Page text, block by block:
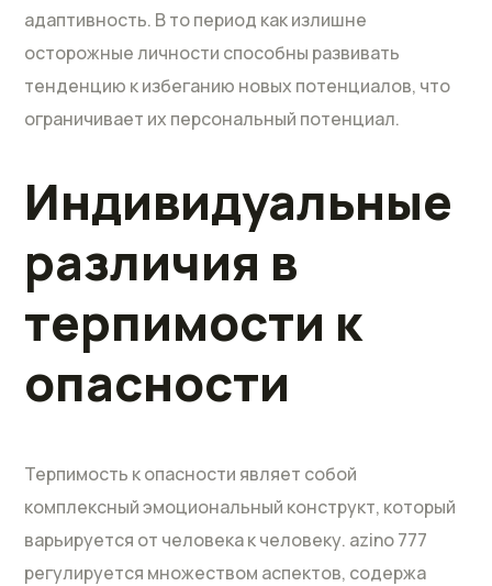
адаптивность. В то период как излишне
осторожные личности способны развивать
тенденцию к избеганию новых потенциалов, что
ограничивает их персональный потенциал.
Индивидуальные
различия в
терпимости к
опасности
Терпимость к опасности являет собой
комплексный эмоциональный конструкт, который
варьируется от человека к человеку. azino 777
регулируется множеством аспектов, содержа